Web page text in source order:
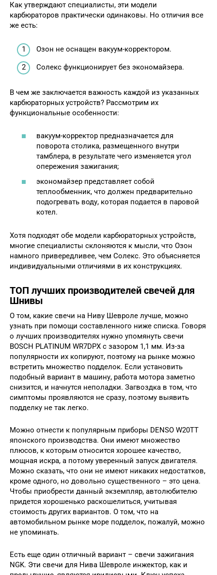
Как утверждают специалисты, эти модели
карбюраторов практически одинаковы. Но отличия все
же есть:
Озон не оснащен вакуум-корректором.
Солекс функционирует без экономайзера.
В чем же заключается важность каждой из указанных
карбюраторных устройств? Рассмотрим их
функциональные особенности:
вакуум-корректор предназначается для
поворота столика, размещенного внутри
тамблера, в результате чего изменяется угол
опережения зажигания;
экономайзер представляет собой
теплообменник, что должен предварительно
подогревать воду, которая подается в паровой
котел.
Хотя подходят обе модели карбюраторных устройств,
многие специалисты склоняются к мысли, что Озон
намного привередливее, чем Солекс. Это объясняется
индивидуальными отличиями в их конструкциях.
ТОП лучших производителей свечей для
Шнивы
О том, какие свечи на Ниву Шевроле лучше, можно
узнать при помощи составленного ниже списка. Говоря
о лучших производителях нужно упомянуть свечи
BOSCH PLATINUM WR7DPX с зазором 1,1 мм. Из-за
популярности их копируют, поэтому на рынке можно
встретить множество подделок. Если установить
подобный вариант в машину, работа мотора заметно
снизится, и начнутся неполадки. Загвоздка в том, что
симптомы проявляются не сразу, поэтому выявить
подделку не так легко.
Можно отнести к популярным приборы DENSO W20TT
японского производства. Они имеют множество
плюсов, к которым относится хорошее качество,
мощная искра, а потому уверенный запуск двигателя.
Можно сказать, что они не имеют никаких недостатков,
кроме одного, но довольно существенного – это цена.
Чтобы приобрести данный экземпляр, автолюбителю
придется хорошенько раскошелиться, учитывая
стоимость других вариантов. О том, что на
автомобильном рынке море подделок, пожалуй, можно
не упоминать.
Есть еще один отличный вариант – свечи зажигания
NGK. Эти свечи для Нива Шевроле инжектор, как и